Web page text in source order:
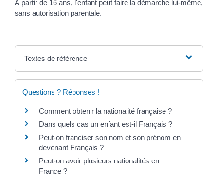
À partir de 16 ans, l'enfant peut faire la démarche lui-même,
sans autorisation parentale.
Textes de référence
Questions ? Réponses !
Comment obtenir la nationalité française ?
Dans quels cas un enfant est-il Français ?
Peut-on franciser son nom et son prénom en
devenant Français ?
Peut-on avoir plusieurs nationalités en
France ?